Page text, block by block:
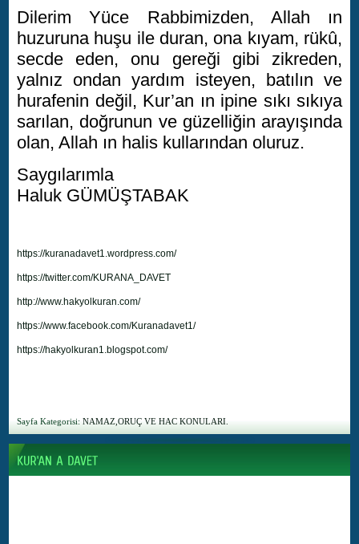
Dilerim Yüce Rabbimizden, Allah ın
huzuruna huşu ile duran, ona kıyam, rükû,
secde eden, onu gereği gibi zikreden,
yalnız ondan yardım isteyen, batılın ve
hurafenin değil, Kur’an ın ipine sıkı sıkıya
sarılan, doğrunun ve güzelliğin arayışında
olan, Allah ın halis kullarından oluruz.
Saygılarımla
Haluk GÜMÜŞTABAK
https://kuranadavet1.wordpress.com/
https://twitter.com/KURANA_DAVET
http://www.hakyolkuran.com/
https://www.facebook.com/Kuranadavet1/
https://hakyolkuran1.blogspot.com/
Sayfa Kategorisi: NAMAZ,ORUÇ VE HAC KONULARI.